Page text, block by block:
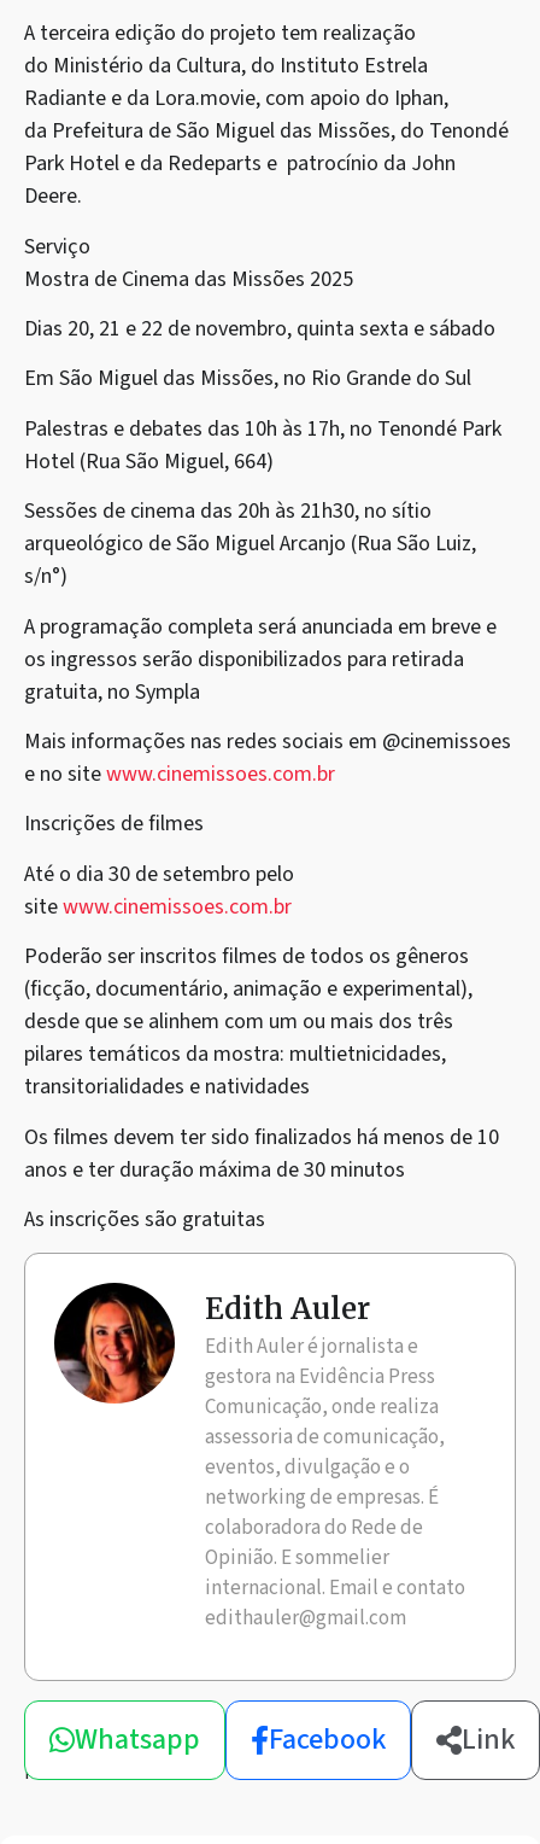
A terceira edição do projeto tem realização
do Ministério da Cultura, do Instituto Estrela
Radiante e da Lora.movie, com apoio do Iphan,
da Prefeitura de São Miguel das Missões, do Tenondé
Park Hotel e da Redeparts e patrocínio da John
Deere.
Serviço
Mostra de Cinema das Missões 2025
Dias 20, 21 e 22 de novembro, quinta sexta e sábado
Em São Miguel das Missões, no Rio Grande do Sul
Palestras e debates das 10h às 17h, no Tenondé Park
Hotel (Rua São Miguel, 664)
Sessões de cinema das 20h às 21h30, no sítio
arqueológico de São Miguel Arcanjo (Rua São Luiz,
s/n°)
A programação completa será anunciada em breve e
os ingressos serão disponibilizados para retirada
gratuita, no Sympla
Mais informações nas redes sociais em @cinemissoes
e no sitewww.cinemissoes.com.br
Inscrições de filmes
Até o dia 30 de setembro pelo
sitewww.cinemissoes.com.br
Poderão ser inscritos filmes de todos os gêneros
(ficção, documentário, animação e experimental),
desde que se alinhem com um ou mais dos três
pilares temáticos da mostra: multietnicidades,
transitorialidades e natividades
Os filmes devem ter sido finalizados há menos de 10
anos e ter duração máxima de 30 minutos
As inscrições são gratuitas
Edith Auler
Edith Auler é jornalista e
gestora na Evidência Press
Comunicação, onde realiza
assessoria de comunicação,
eventos, divulgação e o
networking de empresas. É
colaboradora do Rede de
Opinião. E sommelier
internacional. Email e contato
edithauler@gmail.com
Compartilhe
esta
notícia
Whatsapp Facebook Link